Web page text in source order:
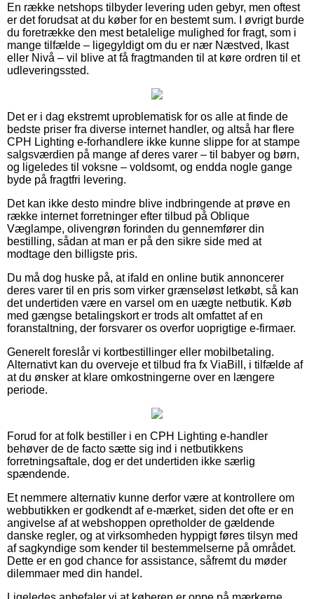
En række netshops tilbyder levering uden gebyr, men oftest
er det forudsat at du køber for en bestemt sum. I øvrigt burde
du foretrække den mest betalelige mulighed for fragt, som i
mange tilfælde – ligegyldigt om du er nær Næstved, Ikast
eller Nivå – vil blive at få fragtmanden til at køre ordren til et
udleveringssted.
Det er i dag ekstremt uproblematisk for os alle at finde de
bedste priser fra diverse internet handler, og altså har flere
CPH Lighting e-forhandlere ikke kunne slippe for at stampe
salgsværdien på mange af deres varer – til babyer og børn,
og ligeledes til voksne – voldsomt, og endda nogle gange
byde på fragtfri levering.
Det kan ikke desto mindre blive indbringende at prøve en
række internet forretninger efter tilbud på Oblique
Væglampe, olivengrøn forinden du gennemfører din
bestilling, sådan at man er på den sikre side med at
modtage den billigste pris.
Du må dog huske på, at ifald en online butik annoncerer
deres varer til en pris som virker grænseløst letkøbt, så kan
det undertiden være en varsel om en uægte netbutik. Køb
med gængse betalingskort er trods alt omfattet af en
foranstaltning, der forsvarer os overfor uoprigtige e-firmaer.
Generelt foreslår vi kortbestillinger eller mobilbetaling.
Alternativt kan du overveje et tilbud fra fx ViaBill, i tilfælde af
at du ønsker at klare omkostningerne over en længere
periode.
Forud for at folk bestiller i en CPH Lighting e-handler
behøver de de facto sætte sig ind i netbutikkens
forretningsaftale, dog er det undertiden ikke særlig
spændende.
Et nemmere alternativ kunne derfor være at kontrollere om
webbutikken er godkendt af e-mærket, siden det ofte er en
angivelse af at webshoppen opretholder de gældende
danske regler, og at virksomheden hyppigt føres tilsyn med
af sagkyndige som kender til bestemmelserne på området.
Dette er en god chance for assistance, såfremt du møder
dilemmaer med din handel.